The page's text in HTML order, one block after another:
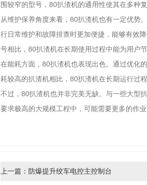
围较窄的型号，80扒渣机的通用性使其在多种
从维护保养角度来看，80扒渣机也有一定优势
行日常维护和故障排查时更加便捷，能够有效
号相比，80扒渣机在长期使用过程中能为用户
在能耗方面，80扒渣机也表现出色。通过优化
耗较高的扒渣机相比，80扒渣机在长期运行过
不过，80扒渣机也并非完美无缺。与一些大型
要求极高的大规模工程中，可能需要更多的作业
上一篇： 防爆提升绞车电控主控制台